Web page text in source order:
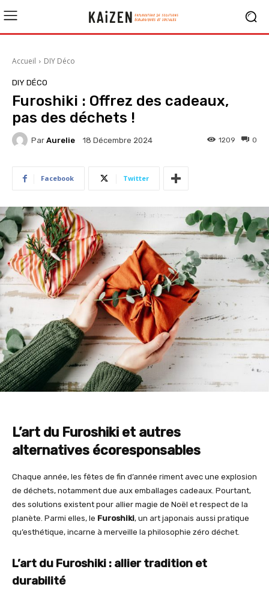
Accueil DIY Déco
DIY DÉCO
Furoshiki : Offrez des cadeaux,
pas des déchets !
Par Aurelie 18 Décembre 2024 0
1209
Facebook Twitter
L’art du Furoshiki et autres
alternatives écoresponsables
Chaque année, les fêtes de fin d’année riment avec une explosion
de déchets, notamment due aux emballages cadeaux. Pourtant,
des solutions existent pour allier magie de Noël et respect de la
planète. Parmi elles, le Furoshiki, un art japonais aussi pratique
qu’esthétique, incarne à merveille la philosophie zéro déchet.
L’art du Furoshiki : allier tradition et
durabilité